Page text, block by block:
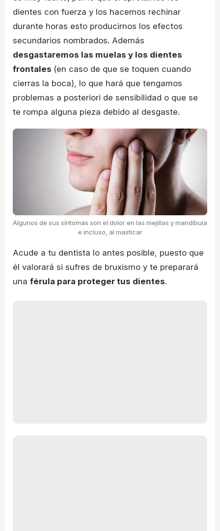
dientes con fuerza y los hacemos rechinar
durante horas esto producirnos los efectos
secundarios nombrados. Además
desgastaremos las muelas y los dientes
frontales (en caso de que se toquen cuando
cierras la boca), lo que hará que tengamos
problemas a posteriori de sensibilidad o que se
te rompa alguna pieza debido al desgaste.
Algunos de sus síntomas son el dolor en las mejillas y mandíbula
e incluso, al masticar
Acude a tu dentista lo antes posible, puesto que
él valorará si sufres de bruxismo y te preparará
una férula para proteger tus dientes.